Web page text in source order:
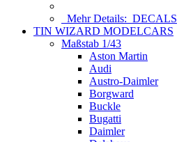
Mehr Details: DECALS
TIN WIZARD MODELCARS
Maßstab 1/43
Aston Martin
Audi
Austro-Daimler
Borgward
Buckle
Bugatti
Daimler